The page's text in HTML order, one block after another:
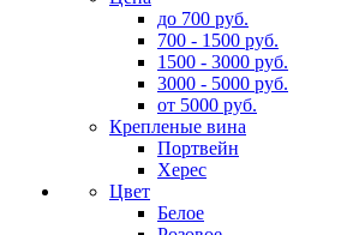
до 700 руб.
700 - 1500 руб.
1500 - 3000 руб.
3000 - 5000 руб.
от 5000 руб.
Крепленые вина
Портвейн
Херес
Цвет
Белое